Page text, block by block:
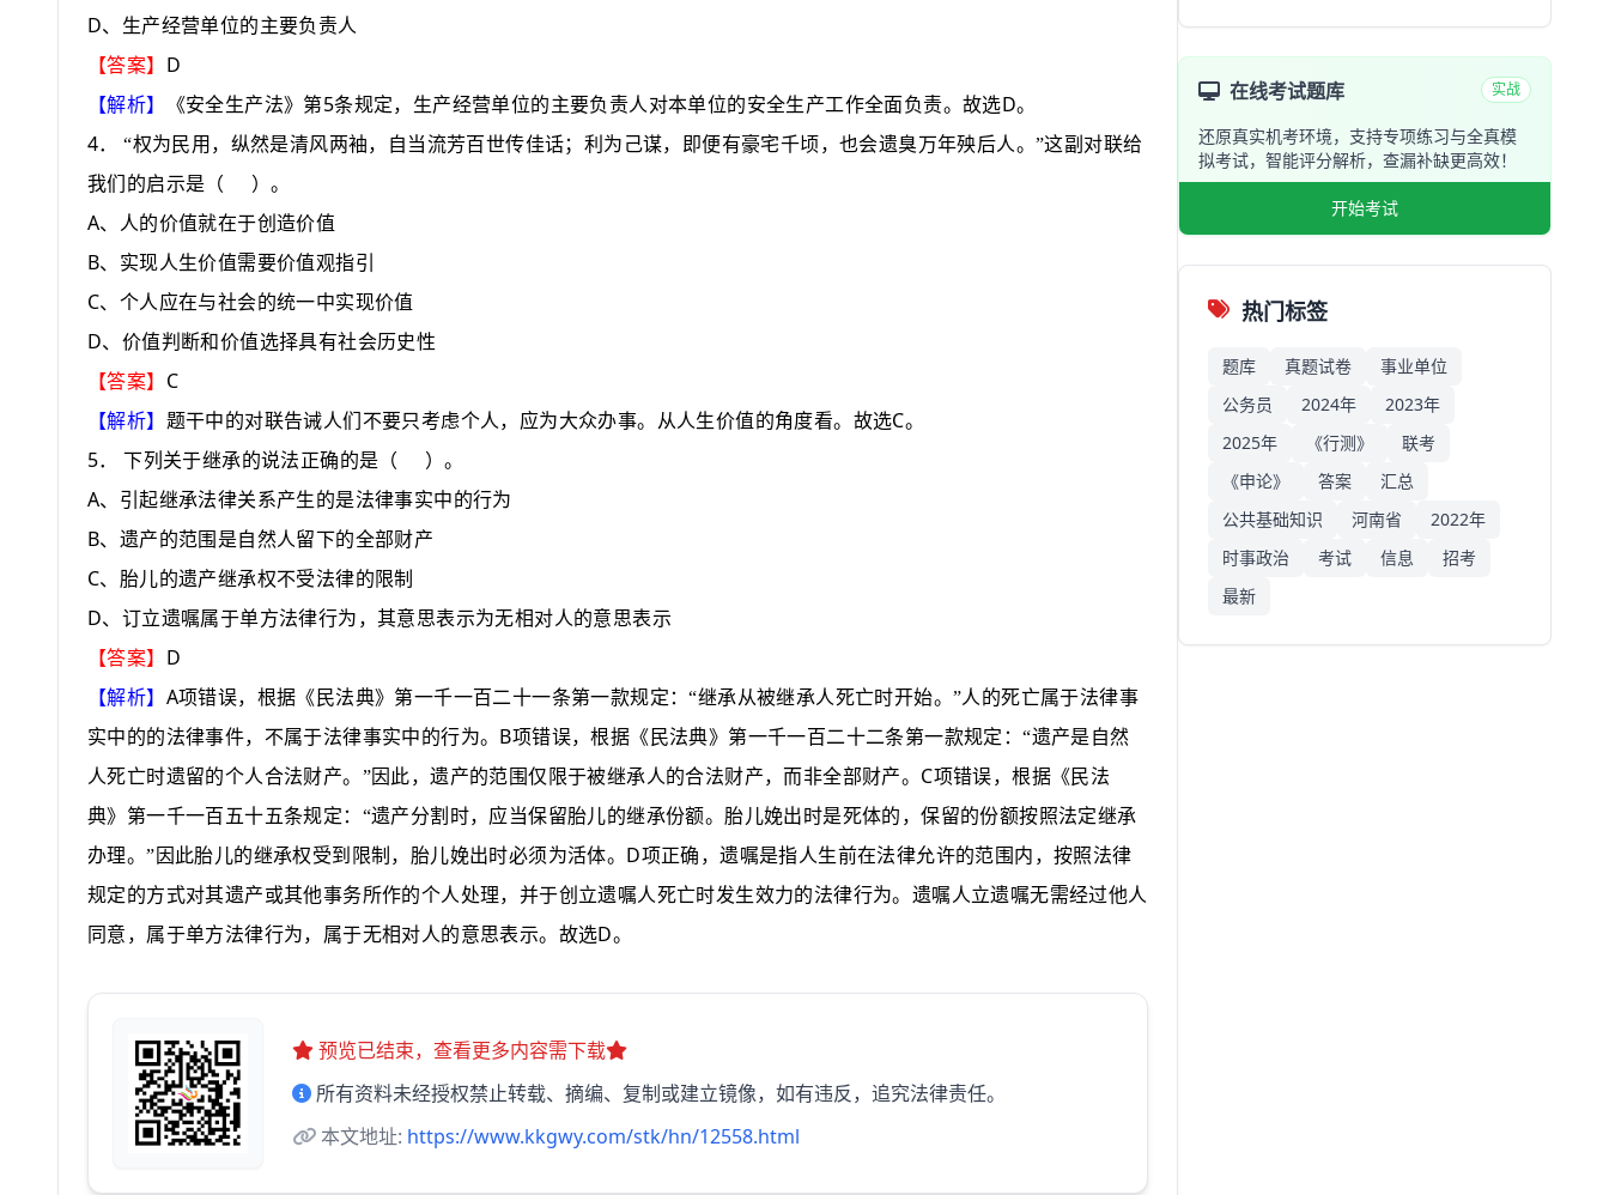
D、生产经营单位的主要负责人
【答案】 D
【解析】 《安全生产法》第5条规定，生产经营单位的主要负责人对本单位的安全生产工作全面负责。故选D。
4． “权为民用，纵然是清风两袖，自当流芳百世传佳话；利为己谋，即便有豪宅千顷，也会遗臭万年殃后人。”这副对联给
我们的启示是 （ ）。
A、人的价值就在于创造价值
B、实现人生价值需要价值观指引
C、个人应在与社会的统一中实现价值
D、价值判断和价值选择具有社会历史性
【答案】 C
【解析】 题干中的对联告诫人们不要只考虑个人，应为大众办事。从人生价值的角度看。故选C。
5． 下列关于继承的说法正确的是 （ ）。
A、引起继承法律关系产生的是法律事实中的行为
B、遗产的范围是自然人留下的全部财产
C、胎儿的遗产继承权不受法律的限制
D、订立遗嘱属于单方法律行为，其意思表示为无相对人的意思表示
【答案】 D
【解析】 A项错误，根据《民法典》第一千一百二十一条第一款规定：“继承从被继承人死亡时开始。”人的死亡属于法律事
实中的的法律事件，不属于法律事实中的行为。 B项错误，根据《民法典》第一千一百二十二条第一款规定：“遗产是自然
人死亡时遗留的个人合法财产。 ”因此，遗产的范围仅限于被继承人的合法财产，而非全部财产。 C项错误，根据《民法
典》第一千一百五十五条规定： “遗产分割时，应当保留胎儿的继承份额。胎儿娩出时是死体的，保留的份额按照法定继承
办理。” 因此胎儿的继承权受到限制，胎儿娩出时必须为活体。 D项正确，遗嘱是指人生前在法律允许的范围内，按照法律
规定的方式对其遗产或其他事务所作的个人处理，并于创立遗嘱人死亡时发生效力的法律行为。遗嘱人立遗嘱无需经过他人
同意，属于单方法律行为，属于无相对人的意思表示。故选D。
预览已结束，查看更多内容需下载
所有资料未经授权禁止转载、摘编、复制或建立镜像，如有违反，追究法律责任。
本文地址: https://www.kkgwy.com/stk/hn/12558.html
在线考试题库 实战
还原真实机考环境，支持专项练习与全真模
拟考试，智能评分解析，查漏补缺更高效！
开始考试
热门标签
题库 真题试卷
事业单位
公务员
2024年
2023年
2025年
《行测》
联考
《申论》
答案
汇总
公共基础知识
河南省
2022年
时事政治
考试 信息
招考
最新